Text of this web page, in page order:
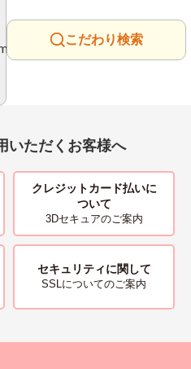
こだわり検索
いただくお客様へ
クレジットカード払いに
ついて
3Dセキュアのご案内
セキュリティに関して
SSLについてのご案内